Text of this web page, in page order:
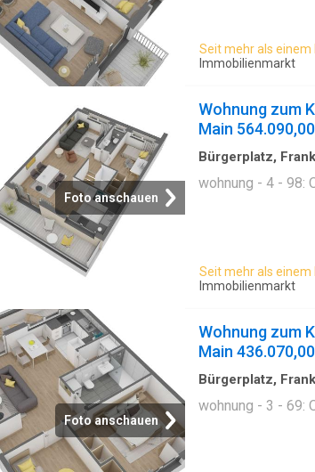
Seit mehr als einem
Immobilienmarkt
Foto anschauen
Wohnung zum
Main
Bürgerplatz,
wohnung - 4 - 98:
Seit mehr als einem
Immobilienmarkt
Foto anschauen
Wohnung zum
Main
Bürgerplatz,
wohnung - 3 - 69: